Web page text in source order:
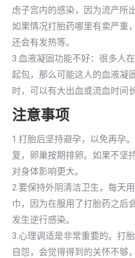
虑子宫内的感染，因为流产所
如果情况打胎药哪里有卖严重
还会有发热等。
3.血液凝固功能不好：很多人
起包，那么可能这人的血液凝
时，可以有大出血或流血时间长
注意事项
1.打胎后坚持避孕，以免再孕
复，卵巢按期排卵。如果不坚
对身体影响更大。
2.要保持外阴清洁卫生，每天
巾，因为在服用了打胎药之后
发生逆行感染。
3.心理调适是非常重要的。打
自怨，会觉得得到的关怀不够